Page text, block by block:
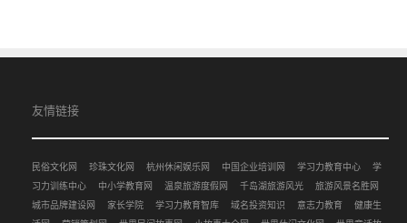
友情链接
民俗文化网 珍珠文化网 杭州休闲娱乐网 中国企业培训网 学习力教育中心
学
习力训练中心
中小学教育网 温泉旅游度假网 千岛湖旅游风光
旅游风景名胜网
城市品牌建设网
家长学院 学习力教育智库 域名投资知识 意志力教育
健康生